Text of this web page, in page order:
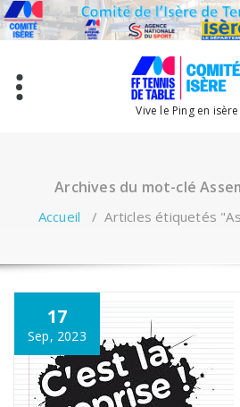
Aller
au
contenu
Vive le Ping en isère
Archives du mot-clé
Accueil /Articles étiquetés
17
Sep, 2023